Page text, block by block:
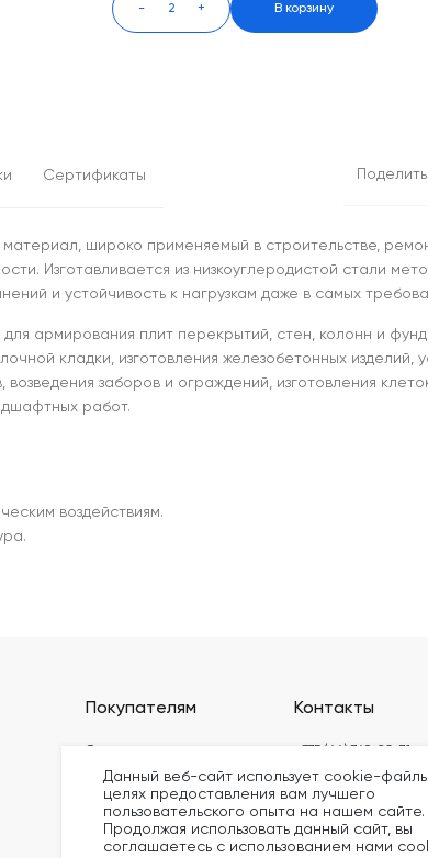
- + В корзину
Сертификаты
широко применяемый в строительстве,
Изготавливается из низкоуглеродистой стали
и устойчивость к нагрузкам даже в самых
армирования плит перекрытий, стен, колонн и
кладки, изготовления железобетонных изделий,
заборов и ограждений, изготовления
работ.
воздействиям.
Покупателям
Оплата
Доставка
Блог
Видео
Контакты
+375 (44) 749-20-71
build@kronex-
Пн-Пт: 8:30 - 17:15
Сб-вс: выходной
Данный веб-сайт использует cookie-
целях предоставления вам лучшего
пользовательского опыта на нашем сайте.
Продолжая использовать данный сайт, вы
соглашаетесь с использованием нами